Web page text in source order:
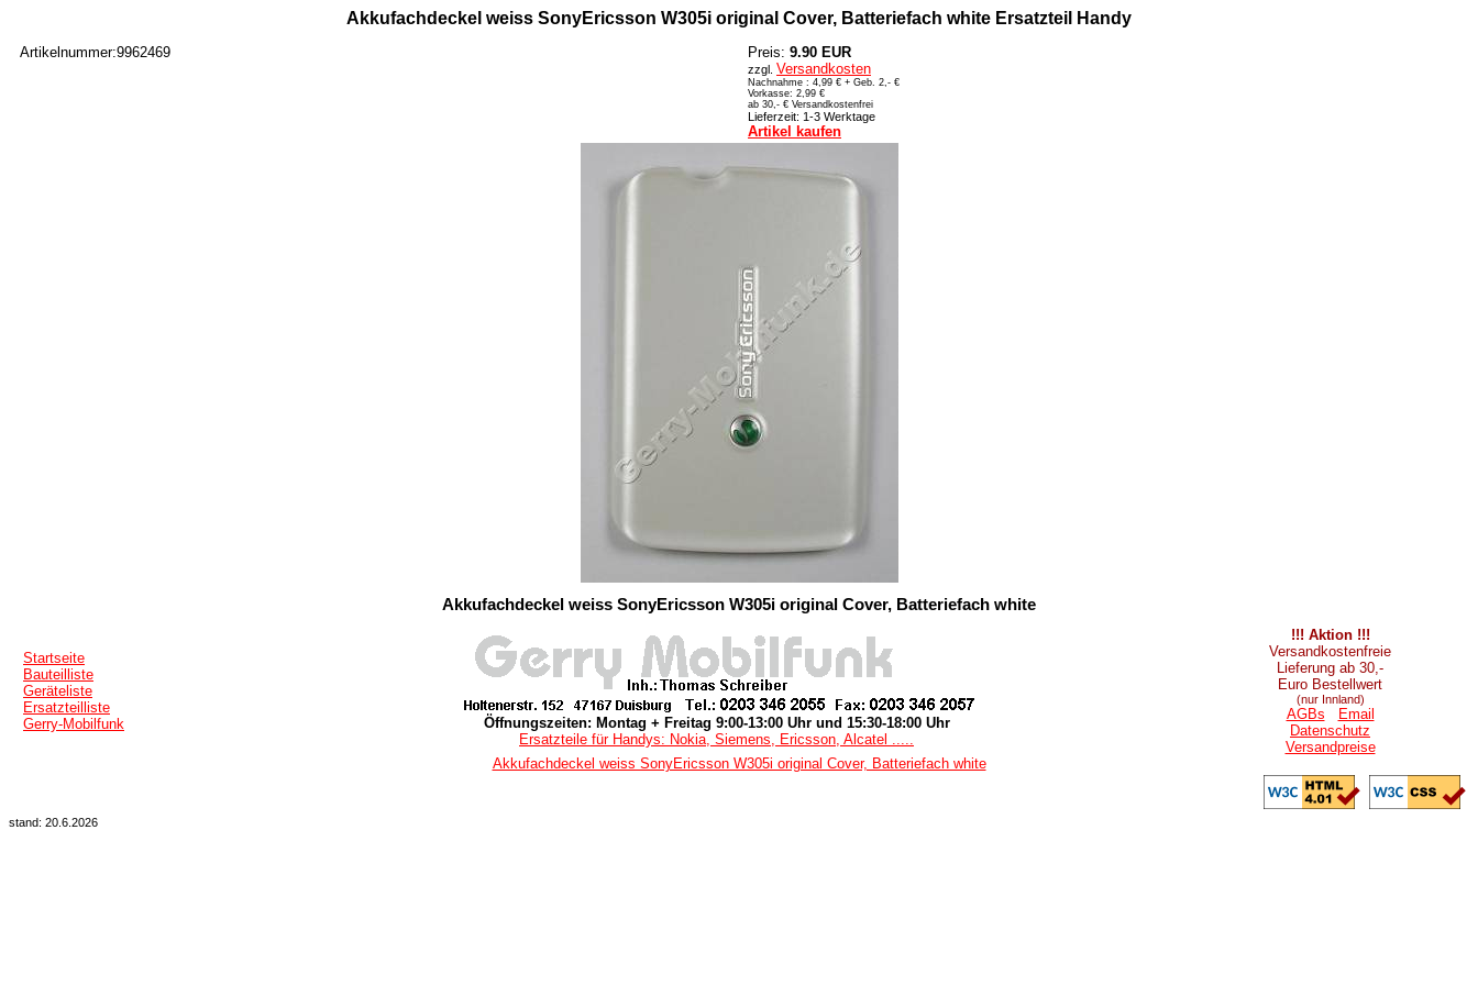
Akkufachdeckel weiss SonyEricsson W305i original Cover, Batteriefach white Ersatzteil Handy
Artikelnummer:9962469 Preis: 9.90 EUR
zzgl. Versandkosten
Nachnahme : 4,99 € + Geb. 2,- €
Vorkasse: 2,99 €
ab 30,- € Versandkostenfrei
Lieferzeit: 1-3 Werktage
Artikel kaufen
Akkufachdeckel weiss SonyEricsson W305i original Cover, Batteriefach white
Startseite
Bauteilliste
Geräteliste
Ersatzteilliste
Gerry-Mobilfunk
Öffnungszeiten: Montag + Freitag 9:00-13:00 Uhr und 15:30-18:00 Uhr
Ersatzteile für Handys: Nokia, Siemens, Ericsson, Alcatel .....
!!! Aktion !!!
Versandkostenfreie
Lieferung ab 30,-
Euro Bestellwert
(nur Innland)
AGBs
Email
Datenschutz
Versandpreise
Akkufachdeckel weiss SonyEricsson W305i original Cover, Batteriefach white
stand: 20.6.2026